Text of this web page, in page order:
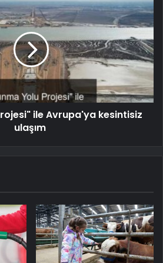
ile Avrupa'ya kesintisiz
ulaşım